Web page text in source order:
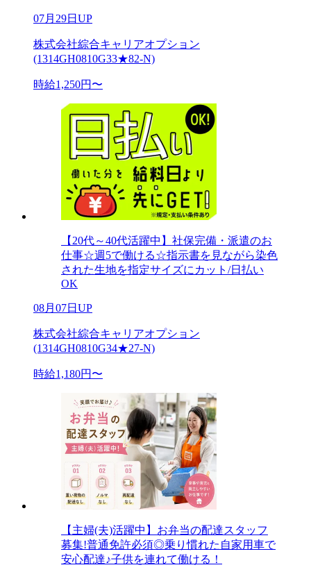
07月29日UP
株式会社綜合キャリアオプション
(1314GH0810G33★82-N)
時給1,250円〜
【20代～40代活躍中】社保完備・派遣のお
仕事☆週5で働ける☆指示書を見ながら染色
された生地を指定サイズにカット/日払い
OK
08月07日UP
株式会社綜合キャリアオプション
(1314GH0810G34★27-N)
時給1,180円〜
【主婦(夫)活躍中】お弁当の配達スタッフ
募集!普通免許必須◎乗り慣れた自家用車で
安心配達♪子供を連れて働ける！